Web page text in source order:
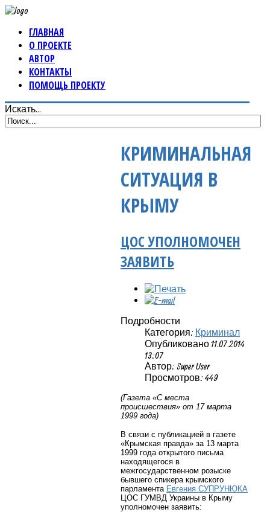
ГЛАВНАЯ
О ПРОЕКТЕ
АВТОР
КОНТАКТЫ
ПОМОЩЬ ПРОЕКТУ
Искать...
КРИМИНАЛЬНАЯ
СИТУАЦИЯ В
КРЫМУ
ЦОС УПОЛНОМОЧЕН
ЗАЯВИТЬ
Подробности
Категория: Криминал
Опубликовано 11.07.2014
13:07
Автор: Super User
Просмотров: 449
(Газета «С места
происшествия» от 17 марта
1999 года)
В связи с публикацией в газете
«Крымская правда» за 13 марта
1999 года открытого письма
находящегося в
межгосударственном розыске
бывшего спикера крымского
парламента Евгения СУПРУНЮКА
ЦОС ГУМВД Украины в Крыму
уполномочен заявить: